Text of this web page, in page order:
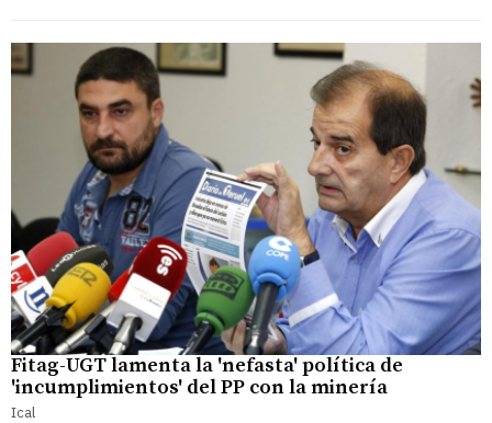
Fitag-UGT lamenta la 'nefasta' política de
'incumplimientos' del PP con la minería
Ical